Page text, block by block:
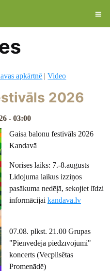
apkārtnē |Video
2026
- 03:00
Gaisa balonu festivāls 2026
Kandavā
Norises laiks: 7.-8.augusts
Lidojuma laikus izziņos
pasākuma nedēļā, sekojiet līdzi
informācijai kandava.lv
07.08. plkst. 21.00 Grupas
"Pienvedēja piedzīvojumi"
koncerts (Vecpilsētas
Promenādē)